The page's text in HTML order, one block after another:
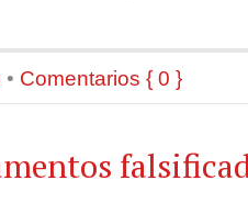
• Comentarios { 0 }